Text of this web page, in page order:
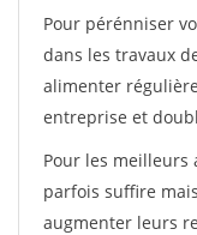
Pour pérénniser
dans les travaux
alimenter
entreprise et
Pour les meilleurs
parfois suffire
augmenter leurs